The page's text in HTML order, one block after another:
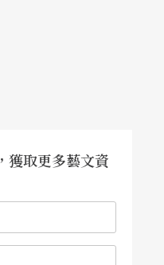
獲取更多藝文資